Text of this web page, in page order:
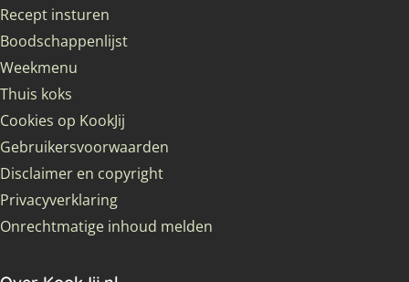
Recept insturen
Boodschappenlijst
Weekmenu
Thuis koks
Cookies op KookJij
Gebruikersvoorwaarden
Disclaimer en copyright
Privacyverklaring
Onrechtmatige inhoud melden